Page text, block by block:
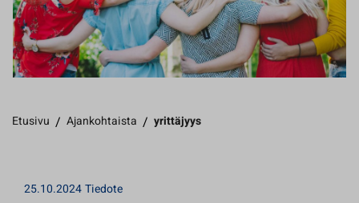
Etusivu / Ajankohtaista / yrittäjyys
25.10.2024Tiedote